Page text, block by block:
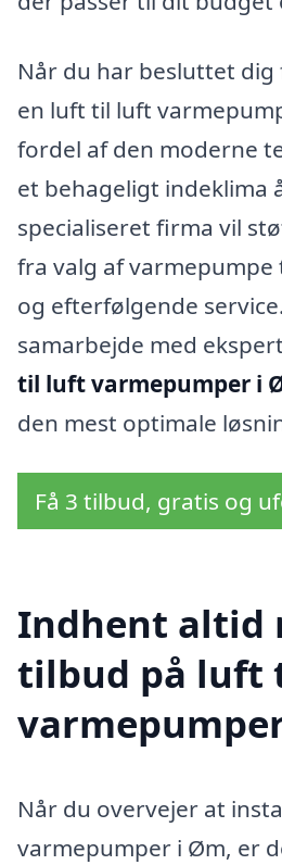
Når du har besluttet
en luft til luft
fordel af den moderne
et behageligt indeklima
specialiseret firma vil
fra valg af
og efterfølgende
samarbejde med
til luft varmepumper i
den mest optimale
Få 3 tilbud, gratis og
Indhent altid
tilbud på luft
Når du overvejer at
varmepumper i Øm, er